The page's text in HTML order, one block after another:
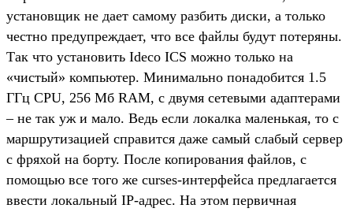
установщик не дает самому разбить диски, а только
честно предупреждает, что все файлы будут потеряны.
Так что установить Ideco ICS можно только на
«чистый» компьютер. Минимально понадобится 1.5
ГГц CPU, 256 Мб RAM, с двумя сетевыми адаптерами
– не так уж и мало. Ведь если локалка маленькая, то с
маршрутизацией справится даже самый слабый сервер
с фряхой на борту. После копирования файлов, с
помощью все того же curses-интерфейса предлагается
ввести локальный IP-адрес. На этом первичная